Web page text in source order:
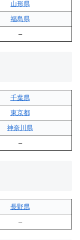
山形県
福島県
–
千葉県
東京都
神奈川県
–
長野県
–